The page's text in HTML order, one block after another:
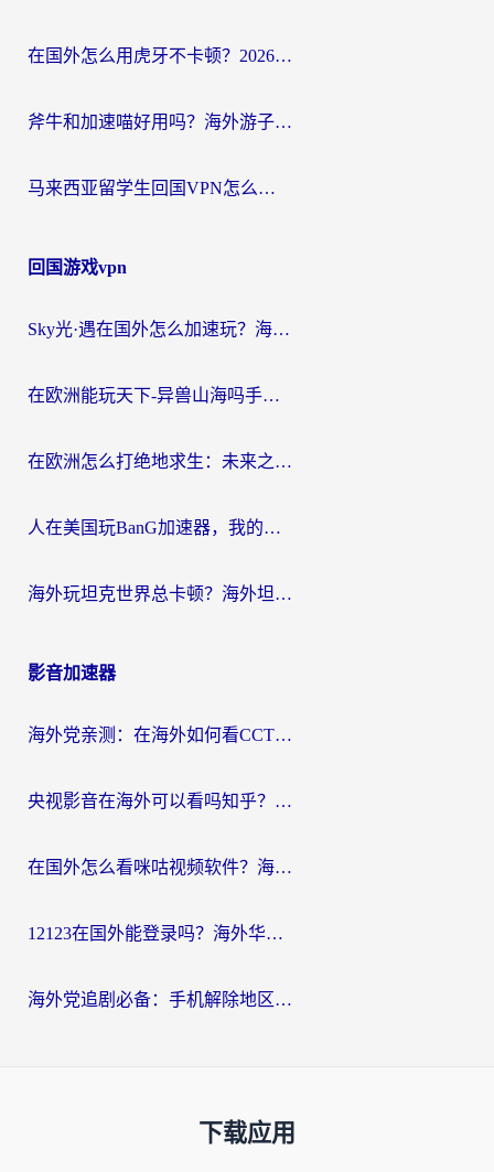
在国外怎么用虎牙不卡顿？2026海外华人亲测有效的回国加速器选择指南
斧牛和加速喵好用吗？海外游子的真实选择困境
马来西亚留学生回国VPN怎么选？3个避坑点+1款实测好用的加速器推荐
回国游戏vpn
Sky光·遇在国外怎么加速玩？海外党亲测有效的国服游戏加速指南
在欧洲能玩天下-异兽山海吗手游？海外玩家的加速器生存指南
在欧洲怎么打绝地求生：未来之役不卡？留学生亲测的加速器避坑指南
人在美国玩BanG加速器，我的延迟终于绿了
海外玩坦克世界总卡顿？海外坦克世界加速器有哪些？实测好用的选择在这里
影音加速器
海外党亲测：在海外如何看CCTV？告别“仅限大陆播放”的实用指南
央视影音在海外可以看吗知乎？留学生亲测：3步解决地域限制+追剧自由
在国外怎么看咪咕视频软件？海外党亲测有效的回国加速方案
12123在国外能登录吗？海外华人必看的回国加速实用指南
海外党追剧必备：手机解除地区限制app怎么选？解决央视视频&国内剧地区限制全指南
下载应用